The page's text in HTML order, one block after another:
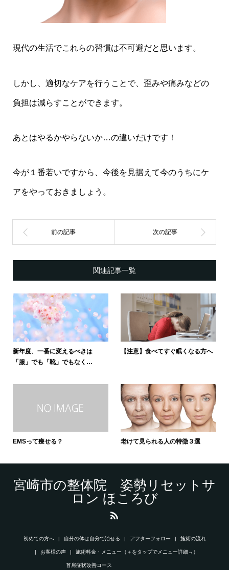
現代の生活でこれらの習慣は不可避だと思います。
しかし、適切なケアを行うことで、歪みや痛みなどの
負担は減らすことができます。
あとはやるかやらないか…の違いだけです！
今が１番若いですから、今後を見据えて今のうちにケ
アをやっておきましょう。
関連記事一覧
新年度、一番に変えるべきは
「服」でも「靴」でもなく…
【注意】食べてすぐ眠くなる方へ
EMSって痩せる？ 老けて見られる人の特徴３選
宮崎市の整体院 姿勢リセットサ
ロン ほころび
初めての方へ 自分の体は自分で治せる アフターフォロー 施術の流れ
お客様の声 施術料金・メニュー（＋をタップでメニュー詳細→）
首肩症状改善コース